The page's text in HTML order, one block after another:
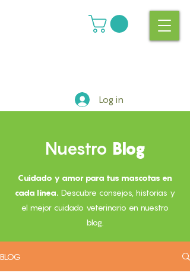
Log in
Nuestro Blog
Cuidado y amor para tus mascotas en
cada línea. Descubre consejos, historias y
el mejor cuidado veterinario en nuestro
blog.
BLOG